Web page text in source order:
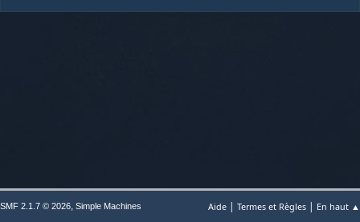
Aide | Termes et Règles | En haut ▲
SMF 2.1.7 © 2026, Simple Machines